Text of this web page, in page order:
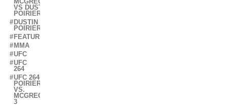
VS DUSTIN
POIRIER 3
DUSTIN
POIRIER
FEATURED
MMA
UFC
UFC
264
UFC 264:
POIRIER
VS.
MCGREGOR
3